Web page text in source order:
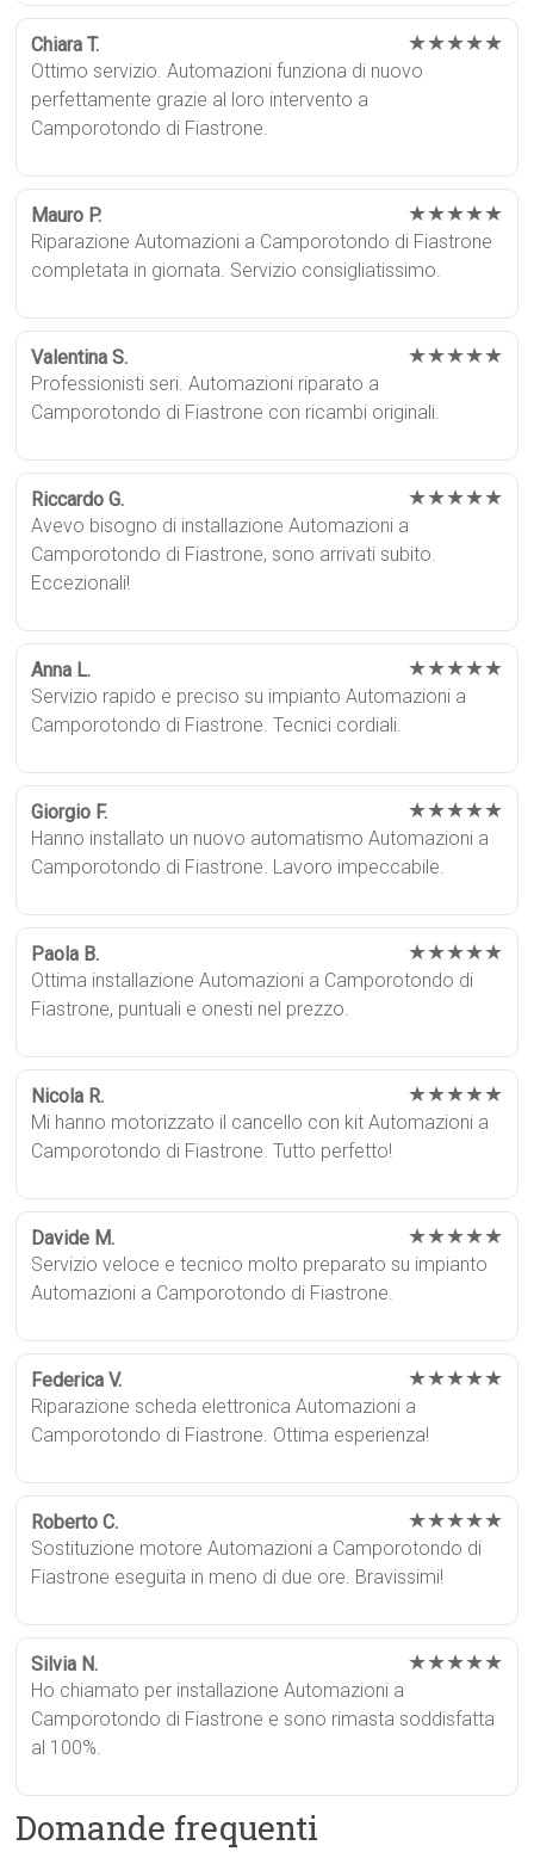
Chiara T. ★★★★★
Ottimo servizio. Automazioni funziona di nuovo
perfettamente grazie al loro intervento a
Camporotondo di Fiastrone.
Mauro P. ★★★★★
Riparazione Automazioni a Camporotondo di Fiastrone
completata in giornata. Servizio consigliatissimo.
Valentina S. ★★★★★
Professionisti seri. Automazioni riparato a
Camporotondo di Fiastrone con ricambi originali.
Riccardo G. ★★★★★
Avevo bisogno di installazione Automazioni a
Camporotondo di Fiastrone, sono arrivati subito.
Eccezionali!
Anna L. ★★★★★
Servizio rapido e preciso su impianto Automazioni a
Camporotondo di Fiastrone. Tecnici cordiali.
Giorgio F. ★★★★★
Hanno installato un nuovo automatismo Automazioni a
Camporotondo di Fiastrone. Lavoro impeccabile.
Paola B. ★★★★★
Ottima installazione Automazioni a Camporotondo di
Fiastrone, puntuali e onesti nel prezzo.
Nicola R. ★★★★★
Mi hanno motorizzato il cancello con kit Automazioni a
Camporotondo di Fiastrone. Tutto perfetto!
Davide M. ★★★★★
Servizio veloce e tecnico molto preparato su impianto
Automazioni a Camporotondo di Fiastrone.
Federica V. ★★★★★
Riparazione scheda elettronica Automazioni a
Camporotondo di Fiastrone. Ottima esperienza!
Roberto C. ★★★★★
Sostituzione motore Automazioni a Camporotondo di
Fiastrone eseguita in meno di due ore. Bravissimi!
Silvia N. ★★★★★
Ho chiamato per installazione Automazioni a
Camporotondo di Fiastrone e sono rimasta soddisfatta
al 100%.
Domande frequenti